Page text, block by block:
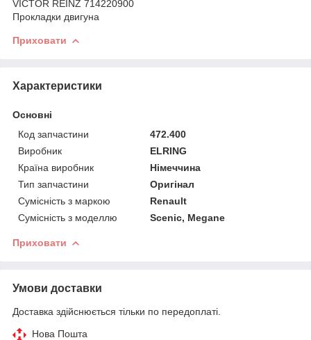
VICTOR REINZ 714220900
Прокладки двигуна
Приховати
Характеристики
Основні
Код запчастини
472.400
Виробник
ELRING
Країна виробник
Німеччина
Тип запчастини
Оригінал
Сумісність з маркою
Renault
Сумісність з моделлю
Scenic, Megane
Приховати
Умови доставки
Доставка здійснюється тільки по передоплаті.
Нова Пошта